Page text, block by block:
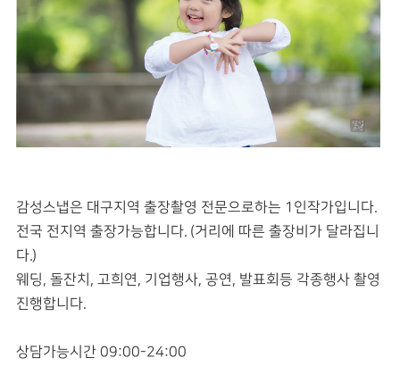
감성스냅은 대구지역 출장촬영 전문으로하는 1인작가입니다.
전국 전지역 출장가능합니다. (거리에 따른 출장비가 달라집니
다.)
웨딩, 돌잔치, 고희연, 기업행사, 공연, 발표회등 각종행사 촬영
진행합니다.
상담가능시간 09:00-24:00